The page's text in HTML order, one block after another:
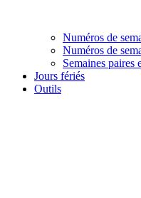
Numéros de
Numéros de
Semaines paires
Jours fériés
Outils